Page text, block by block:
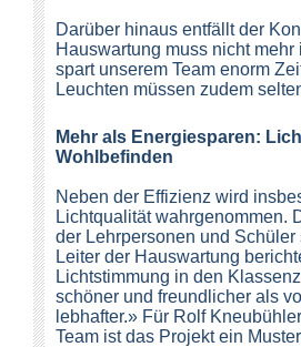
Darüber hinaus entfällt der
Hauswartung muss nicht
spart unserem Team enorm
Leuchten müssen zudem
Mehr als Energiesparen:
Wohlbefinden
Neben der Effizienz wird
Lichtqualität wahrgenommen.
der Lehrpersonen und Schüler
Leiter der Hauswartung
Lichtstimmung in den
schöner und freundlicher als
lebhafter.» Für Rolf
Team ist das Projekt ein